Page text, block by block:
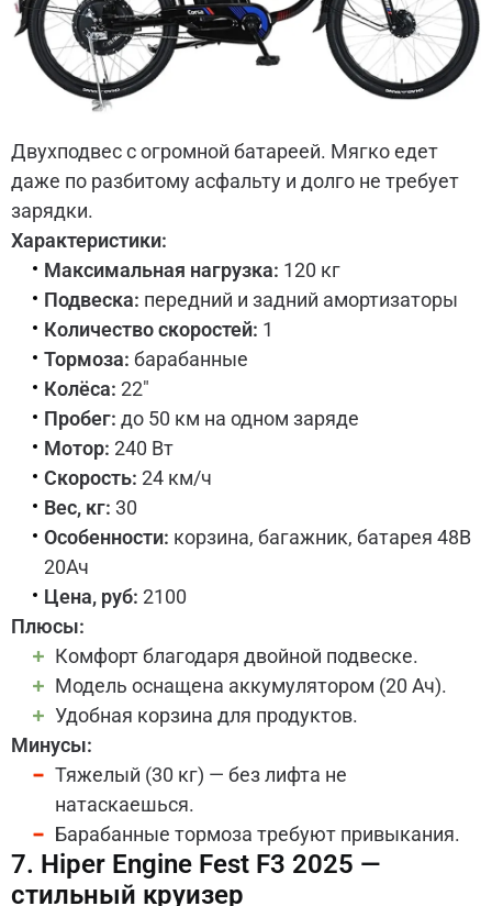
Двухподвес с огромной батареей. Мягко едет
даже по разбитому асфальту и долго не требует
зарядки.
Характеристики:
Максимальная нагрузка: 120 кг
Подвеска: передний и задний амортизаторы
Количество скоростей: 1
Тормоза: барабанные
Колёса: 22"
Пробег: до 50 км на одном заряде
Мотор: 240 Вт
Скорость: 24 км/ч
Вес, кг: 30
Особенности: корзина, багажник, батарея 48В
20Ач
Цена, руб: 2100
Плюсы:
Комфорт благодаря двойной подвеске.
Модель оснащена аккумулятором (20 Ач).
Удобная корзина для продуктов.
Минусы:
Тяжелый (30 кг) — без лифта не
натаскаешься.
Барабанные тормоза требуют привыкания.
7. Hiper Engine Fest F3 2025 —
стильный круизер